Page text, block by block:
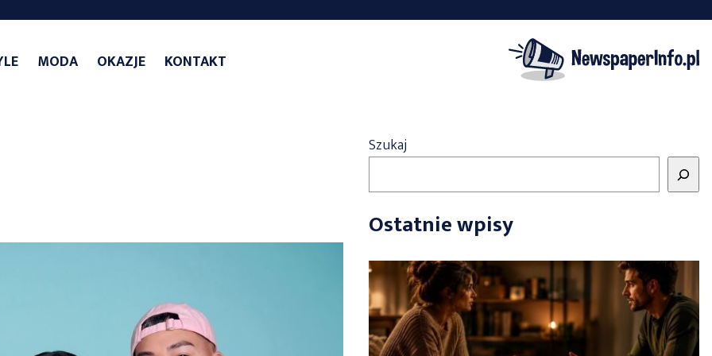
MODA OKAZJE KONTAKT
Szukaj
Ostatnie wpisy